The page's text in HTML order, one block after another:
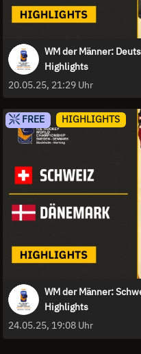
WM der Männer:
Highlights
20.05.25, 21:29 Uhr
FREE HIGHLIGHTS
WM der Männer:
Highlights
24.05.25, 19:08 Uhr